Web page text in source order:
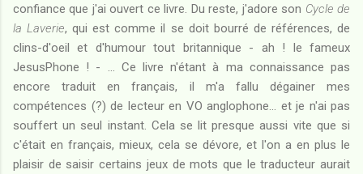
confiance que j'ai ouvert ce livre. Du reste, j'adore son Cycle de
la Laverie, qui est comme il se doit bourré de références, de
clins-d'oeil et d'humour tout britannique - ah ! le fameux
JesusPhone ! - ... Ce livre n'étant à ma connaissance pas
encore traduit en français, il m'a fallu dégainer mes
compétences (?) de lecteur en VO anglophone... et je n'ai pas
souffert un seul instant. Cela se lit presque aussi vite que si
c'était en français, mieux, cela se dévore, et l'on a en plus le
plaisir de saisir certains jeux de mots que le traducteur aurait